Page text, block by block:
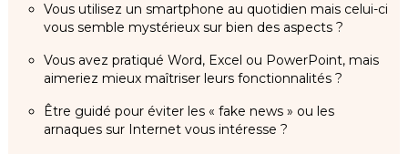
Vous utilisez un smartphone au quotidien mais celui-ci
vous semble mystérieux sur bien des aspects ?
Vous avez pratiqué Word, Excel ou PowerPoint, mais
aimeriez mieux maîtriser leurs fonctionnalités ?
Être guidé pour éviter les « fake news » ou les
arnaques sur Internet vous intéresse ?